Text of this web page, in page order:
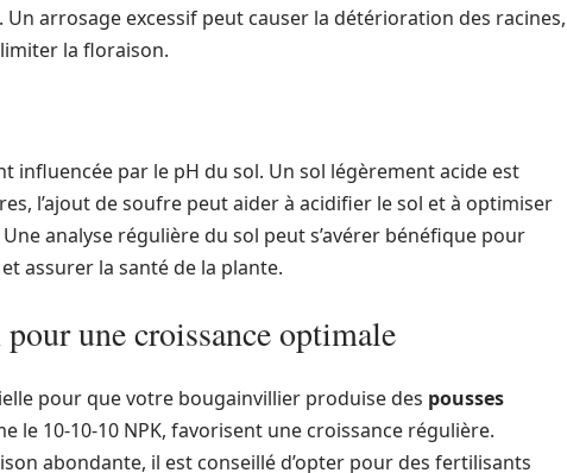
arrosage excessif peut causer la détérioration des racines,
la floraison.
influencée par le pH du sol. Un sol légèrement acide est
l’ajout de soufre peut aider à acidifier le sol et à optimiser
analyse régulière du sol peut s’avérer bénéfique pour
assurer la santé de la plante.
une croissance optimale
pour que votre bougainvillier produise des pousses
le 10-10-10 NPK, favorisent une croissance régulière.
abondante, il est conseillé d’opter pour des fertilisants